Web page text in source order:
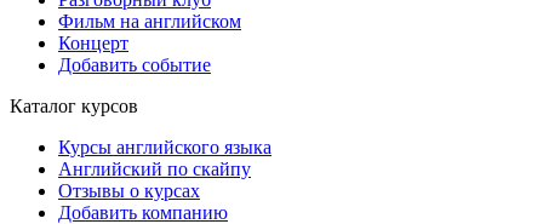
Фильм на английском
Концерт
Добавить событие
Каталог курсов
Курсы английского языка
Английский по скайпу
Отзывы о курсах
Добавить компанию